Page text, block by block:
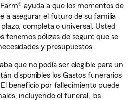
ayuda a que los momentos de
a asegurar el futuro de su familia
completa o universal. Usted
tenemos pólizas de seguro que se
y presupuestos.
que no podía ser elegible para un
disponibles los Gastos funerarios
beneficio por fallecimiento puede
incluyendo el funeral, los